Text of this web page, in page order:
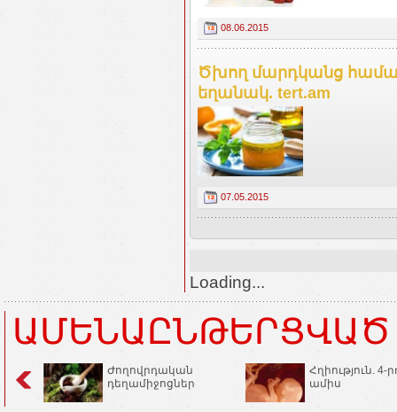
08.06.2015
Ծխող մարդկանց
եղանակ. tert.am
07.05.2015
Loading...
Ժողովրդական
դեղամիջոցներ
Հղիություն. 4-
ամիս